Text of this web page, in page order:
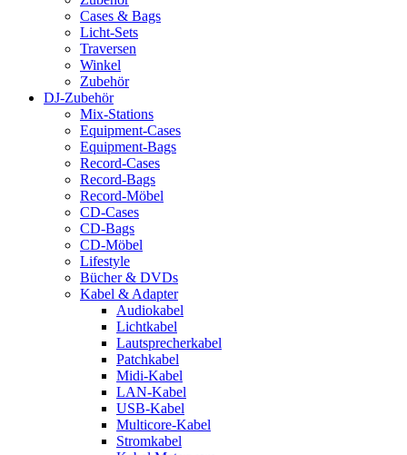
Cases & Bags
Licht-Sets
Traversen
Winkel
Zubehör
DJ-Zubehör
Mix-Stations
Equipment-Cases
Equipment-Bags
Record-Cases
Record-Bags
Record-Möbel
CD-Cases
CD-Bags
CD-Möbel
Lifestyle
Bücher & DVDs
Kabel & Adapter
Audiokabel
Lichtkabel
Lautsprecherkabel
Patchkabel
Midi-Kabel
LAN-Kabel
USB-Kabel
Multicore-Kabel
Stromkabel